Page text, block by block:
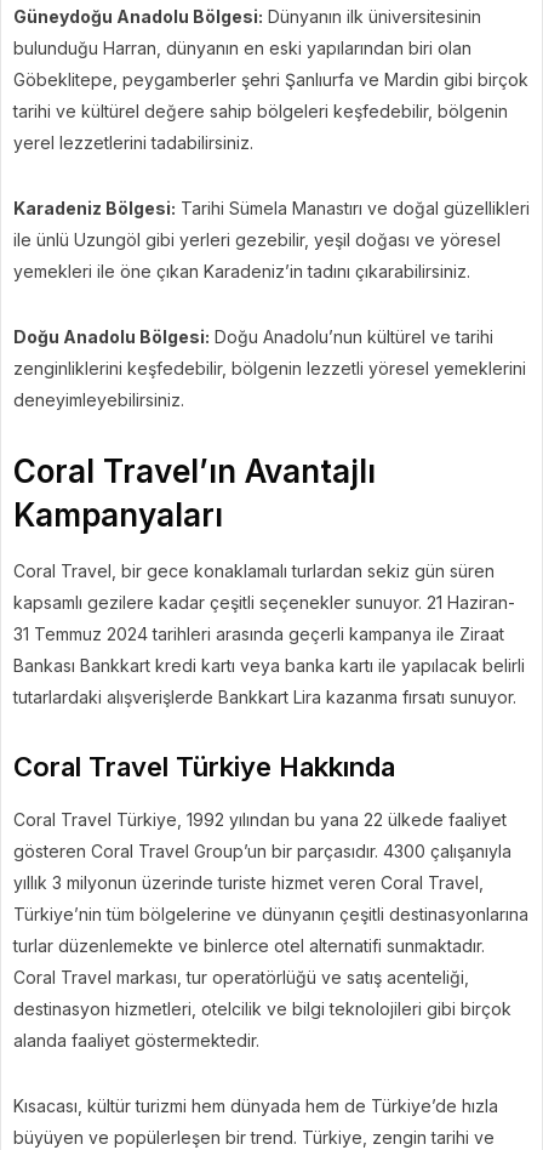
Güneydoğu Anadolu Bölgesi: Dünyanın ilk üniversitesinin
bulunduğu Harran, dünyanın en eski yapılarından biri olan
Göbeklitepe, peygamberler şehri Şanlıurfa ve Mardin gibi birçok
tarihi ve kültürel değere sahip bölgeleri keşfedebilir, bölgenin
yerel lezzetlerini tadabilirsiniz.
Karadeniz Bölgesi: Tarihi Sümela Manastırı ve doğal güzellikleri
ile ünlü Uzungöl gibi yerleri gezebilir, yeşil doğası ve yöresel
yemekleri ile öne çıkan Karadeniz’in tadını çıkarabilirsiniz.
Doğu Anadolu Bölgesi: Doğu Anadolu’nun kültürel ve tarihi
zenginliklerini keşfedebilir, bölgenin lezzetli yöresel yemeklerini
deneyimleyebilirsiniz.
Coral Travel’ın Avantajlı
Kampanyaları
Coral Travel, bir gece konaklamalı turlardan sekiz gün süren
kapsamlı gezilere kadar çeşitli seçenekler sunuyor. 21 Haziran-
31 Temmuz 2024 tarihleri arasında geçerli kampanya ile Ziraat
Bankası Bankkart kredi kartı veya banka kartı ile yapılacak belirli
tutarlardaki alışverişlerde Bankkart Lira kazanma fırsatı sunuyor.
Coral Travel Türkiye Hakkında
Coral Travel Türkiye, 1992 yılından bu yana 22 ülkede faaliyet
gösteren Coral Travel Group’un bir parçasıdır. 4300 çalışanıyla
yıllık 3 milyonun üzerinde turiste hizmet veren Coral Travel,
Türkiye’nin tüm bölgelerine ve dünyanın çeşitli destinasyonlarına
turlar düzenlemekte ve binlerce otel alternatifi sunmaktadır.
Coral Travel markası, tur operatörlüğü ve satış acenteliği,
destinasyon hizmetleri, otelcilik ve bilgi teknolojileri gibi birçok
alanda faaliyet göstermektedir.
Kısacası, kültür turizmi hem dünyada hem de Türkiye’de hızla
büyüyen ve popülerleşen bir trend. Türkiye, zengin tarihi ve